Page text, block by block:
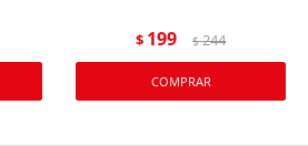
$ 199 $ 244